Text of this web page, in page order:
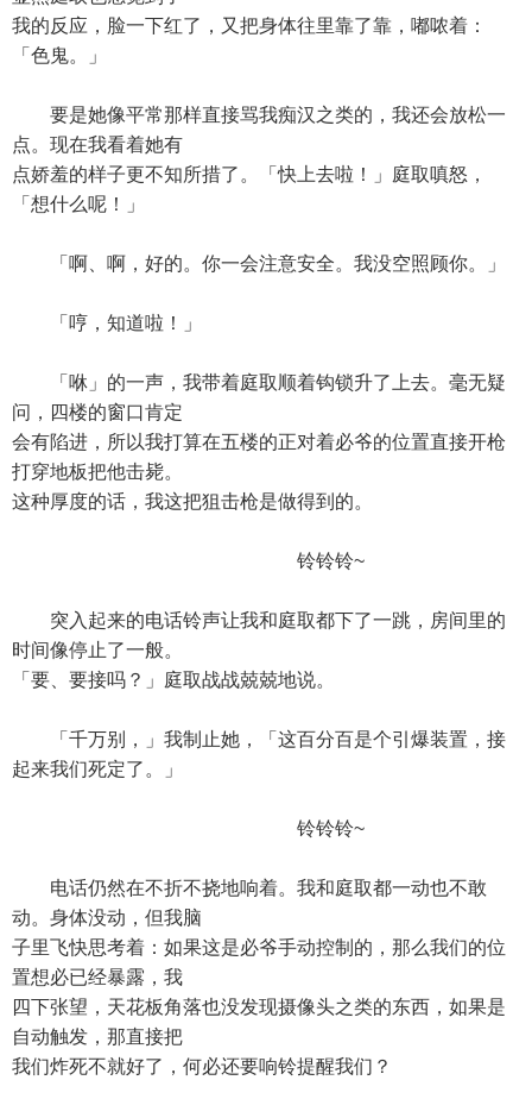
我的反应，脸一下红了，又把身体往里靠了靠，嘟哝着：
「色鬼。」
要是她像平常那样直接骂我痴汉之类的，我还会放松一
点。现在我看着她有
点娇羞的样子更不知所措了。「快上去啦！」庭取嗔怒，
「想什么呢！」
「啊、啊，好的。你一会注意安全。我没空照顾你。」
「哼，知道啦！」
「咻」的一声，我带着庭取顺着钩锁升了上去。毫无疑
问，四楼的窗口肯定
会有陷进，所以我打算在五楼的正对着必爷的位置直接开枪
打穿地板把他击毙。
这种厚度的话，我这把狙击枪是做得到的。
铃铃铃~
突入起来的电话铃声让我和庭取都下了一跳，房间里的
时间像停止了一般。
「要、要接吗？」庭取战战兢兢地说。
「千万别，」我制止她，「这百分百是个引爆装置，接
起来我们死定了。」
铃铃铃~
电话仍然在不折不挠地响着。我和庭取都一动也不敢
动。身体没动，但我脑
子里飞快思考着：如果这是必爷手动控制的，那么我们的位
置想必已经暴露，我
四下张望，天花板角落也没发现摄像头之类的东西，如果是
自动触发，那直接把
我们炸死不就好了，何必还要响铃提醒我们？